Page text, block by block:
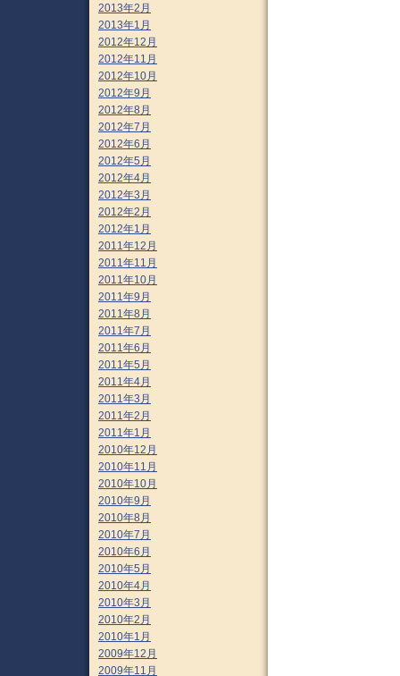
2013年2月
2013年1月
2012年12月
2012年11月
2012年10月
2012年9月
2012年8月
2012年7月
2012年6月
2012年5月
2012年4月
2012年3月
2012年2月
2012年1月
2011年12月
2011年11月
2011年10月
2011年9月
2011年8月
2011年7月
2011年6月
2011年5月
2011年4月
2011年3月
2011年2月
2011年1月
2010年12月
2010年11月
2010年10月
2010年9月
2010年8月
2010年7月
2010年6月
2010年5月
2010年4月
2010年3月
2010年2月
2010年1月
2009年12月
2009年11月